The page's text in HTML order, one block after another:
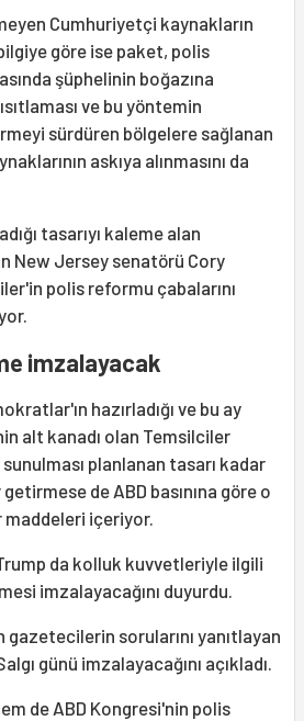
Cumhuriyetçi kaynakların
göre ise paket, polis
şüphelinin boğazına
ve bu yöntemin
sürdüren bölgelere sağlanan
askıya alınmasını da
tasarıyı kaleme alan
New Jersey senatörü Cory
polis reformu çabalarını
imzalayacak
hazırladığı ve bu ay
alt kanadı olan Temsilciler
planlanan tasarı kadar
de ABD basınına göre o
maddeleri içeriyor.
da kolluk kuvvetleriyle ilgili
imzalayacağını duyurdu.
gazetecilerin sorularını yanıtlayan
günü imzalayacağını açıkladı.
de ABD Kongresi'nin polis